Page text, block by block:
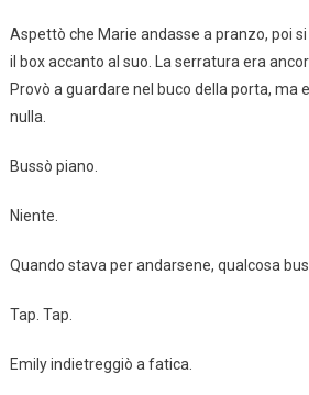
Aspettò che Marie andasse a pranzo, poi
il box accanto al suo. La serratura era
Provò a guardare nel buco della porta, ma
nulla.
Bussò piano.
Niente.
Quando stava per andarsene, qualcosa
Tap. Tap.
Emily indietreggiò a fatica.